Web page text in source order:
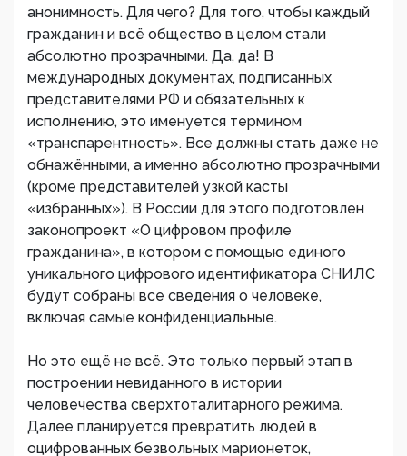
анонимность. Для чего? Для того, чтобы каждый
гражданин и всё общество в целом стали
абсолютно прозрачными. Да, да! В
международных документах, подписанных
представителями РФ и обязательных к
исполнению, это именуется термином
«транспарентность». Все должны стать даже не
обнажёнными, а именно абсолютно прозрачными
(кроме представителей узкой касты
«избранных»). В России для этого подготовлен
законопроект «О цифровом профиле
гражданина», в котором с помощью единого
уникального цифрового идентификатора СНИЛС
будут собраны все сведения о человеке,
включая самые конфиденциальные.
Но это ещё не всё. Это только первый этап в
построении невиданного в истории
человечества сверхтоталитарного режима.
Далее планируется превратить людей в
оцифрованных безвольных марионеток,